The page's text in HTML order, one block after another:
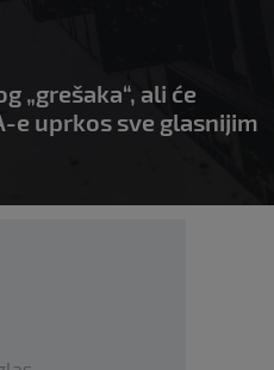
„grešaka“, ali će
e uprkos sve glasnijim